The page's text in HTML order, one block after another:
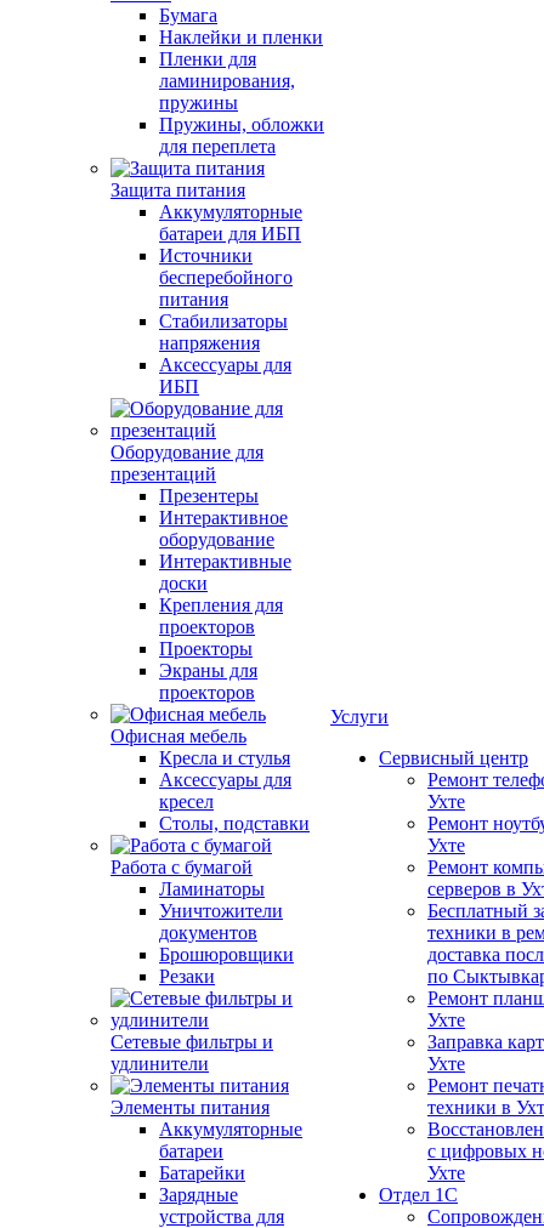
Бумага
Наклейки и пленки
Пленки для
ламинирования,
пружины
Пружины, обложки
для переплета
Защита питания
Аккумуляторные
батареи для ИБП
Источники
бесперебойного
питания
Стабилизаторы
напряжения
Аксессуары для
ИБП
Оборудование для
презентаций
Презентеры
Интерактивное
оборудование
Интерактивные
доски
Крепления для
проекторов
Проекторы
Экраны для
проекторов
Офисная мебель
Кресла и стулья
Аксессуары для
кресел
Столы, подставки
Работа с бумагой
Ламинаторы
Уничтожители
документов
Брошюровщики
Резаки
Сетевые фильтры и
удлинители
Элементы питания
Аккумуляторные
батареи
Батарейки
Зарядные
устройства для
Услуги
Сервисный центр
Ремонт
Ухте
Ремонт
Ухте
Ремонт
серверов в
Бесплатный
техники в
доставка
по
Ремонт
Ухте
Заправка
Ухте
Ремонт
техники в
с цифровых
Ухте
Отдел 1С